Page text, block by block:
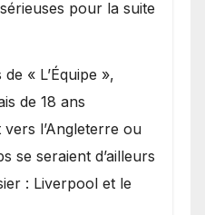
pour la suite
« L’Équipe »,
de 18 ans
l’Angleterre ou
se seraient d’ailleurs
: Liverpool et le